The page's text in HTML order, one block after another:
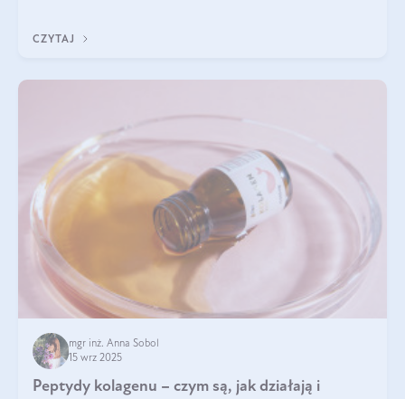
wysokiej jakości suplem
CZYTAJ
mgr inż. Anna Sobol
15 wrz 2025
Peptydy kolagenu – czym są, jak działają i